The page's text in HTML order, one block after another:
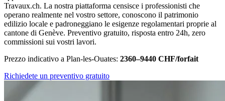
Travaux.ch. La nostra piattaforma censisce i professionisti che
operano realmente nel vostro settore, conoscono il patrimonio
edilizio locale e padroneggiano le esigenze regolamentari proprie al
cantone di Genève. Preventivo gratuito, risposta entro 24h, zero
commissioni sui vostri lavori.
Prezzo indicativo a Plan-les-Ouates: 2360–9440 CHF/forfait
Richiedete un preventivo gratuito